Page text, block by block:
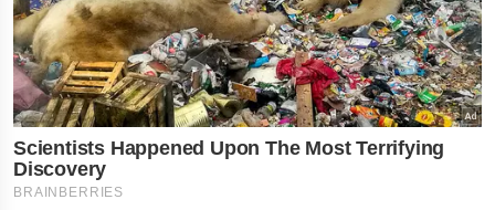
રાશિના લોકોને ફળશે આજનો
દિવસ , જાણો તમારું રાશિફળ?